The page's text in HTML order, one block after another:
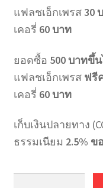
แฟลชเอ็กเพรส30
เคอรี่ 60 บาท
ยอดซื้อ 500 บาทขึ้
แฟลชเอ็กเพรส ฟรี
เคอรี่ 60 บาท
เก็บเงินปลายทาง
ธรรมเนียม 2.5% ข